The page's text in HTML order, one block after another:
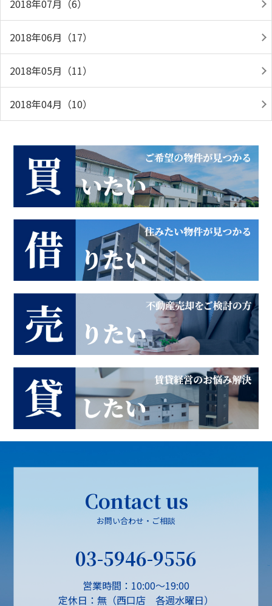
2018年07月（6）
2018年06月（17）
2018年05月（11）
2018年04月（10）
Contact us
お問い合わせ・ご相談
03-5946-9556
営業時間：10:00～19:00
定休日：無（西口店 各週水曜日）